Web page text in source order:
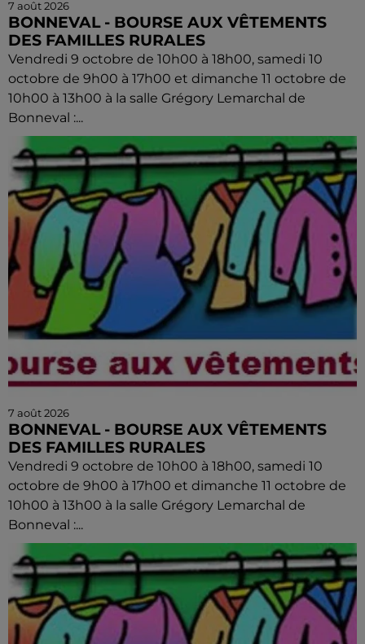
7 août 2026
BONNEVAL - BOURSE AUX VÊTEMENTS
DES FAMILLES RURALES
Vendredi 9 octobre de 10h00 à 18h00, samedi 10
octobre de 9h00 à 17h00 et dimanche 11 octobre de
10h00 à 13h00 à la salle Grégory Lemarchal de
Bonneval :...
7 août 2026
BONNEVAL - BOURSE AUX VÊTEMENTS
DES FAMILLES RURALES
Vendredi 9 octobre de 10h00 à 18h00, samedi 10
octobre de 9h00 à 17h00 et dimanche 11 octobre de
10h00 à 13h00 à la salle Grégory Lemarchal de
Bonneval :...